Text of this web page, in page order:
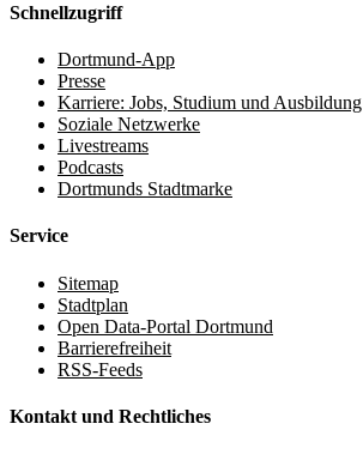
Schnellzugriff
Dortmund-App
Presse
Karriere: Jobs, Studium und Ausbildung
Soziale Netzwerke
Livestreams
Podcasts
Dortmunds Stadtmarke
Service
Sitemap
Stadtplan
Open Data-Portal Dortmund
Barrierefreiheit
RSS-Feeds
Kontakt und Rechtliches